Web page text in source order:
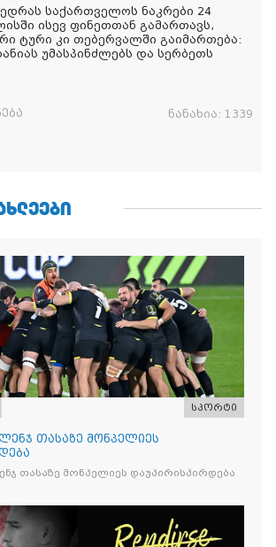
საქართველოს ნაკრები 24
ისევ ფინეთთან გამართავს,
ტური კი თებერვალში გაიმართება:
უმასპინძლებს და სერბეთს
ნანახია: 1339
სპორტი
თასაზე მონპელიეს
თასაზე მონპელიეს დაუპირისპირდება